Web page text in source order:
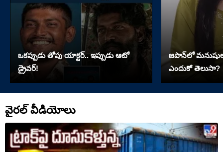
ఒకప్పుడు తోపు యాక్టర్‌.. ఇప్పుడు ఆటో
డ్రైవర్‌!
జపాన్‌లో మనుషుల
ఎందుకో తెలుసా?
వైరల్ వీడియోలు